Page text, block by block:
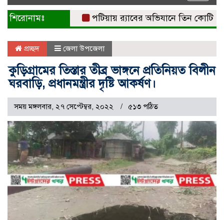
শিরোনামঃ পটিয়ায় র‍্যাবের অভিযানে তিন কোটি
প্রচ্ছদ জেলা উপজেলা
কুড়িগ্রামের তিস্তার তীব্র ভাঙ্গনে প্রতিনিয়ত বিলীন
ঘরবাড়ি, প্রধানমন্ত্রীর দৃষ্টি আকর্ষণ।
সময় মঙ্গলবার, ২৭ সেপ্টেম্বর, ২০২২ ৫১৩ পঠিত